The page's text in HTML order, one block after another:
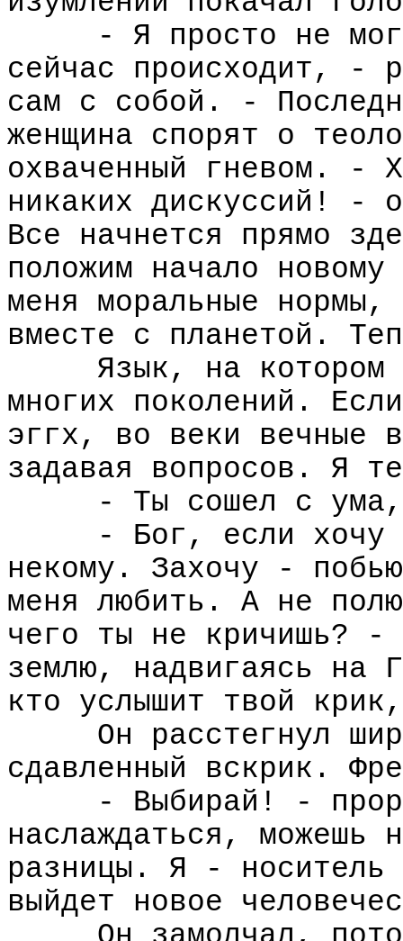
- Я просто не
сейчас происходит, -
сам с собой. -
женщина спорят о
охваченный гневом. -
никаких дискуссий! -
Все начнется прямо
положим начало
меня моральные
вместе с планетой.
Язык, на котором
многих поколений.
эггх, во веки вечные
задавая вопросов. Я
- Ты сошел с
- Бог, если хочу
некому. Захочу -
меня любить. А не
чего ты не кричишь? -
землю, надвигаясь
кто услышит твой
Он расстегнул
сдавленный вскрик.
- Выбирай! -
наслаждаться, можешь
разницы. Я - носитель
выйдет новое